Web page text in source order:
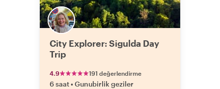
City Explorer: Sigulda Day
Trip
4.9 191 değerlendirme
6 saat•Gunubirlik geziler